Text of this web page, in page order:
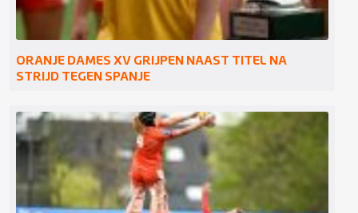
ORANJE DAMES XV GRIJPEN NAAST TITEL NA
STRIJD TEGEN SPANJE